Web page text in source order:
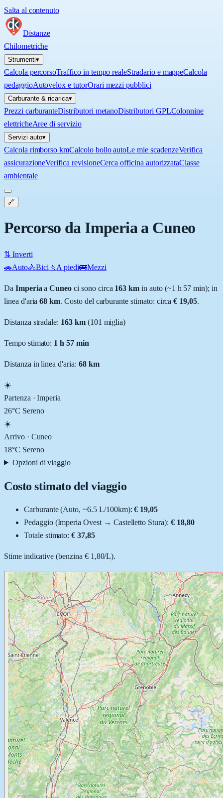
Salta al contenuto
Distanze
Chilometriche
Strumenti▾
Calcola percorsoTraffico in tempo realeStradario e mappeCalcola
pedaggioAutovelox e tutorOrari mezzi pubblici
Carburante & ricarica▾
Prezzi carburanteDistributori metanoDistributori GPLColonnine
elettricheAree di servizio
Servizi auto▾
Calcola rimborso kmCalcolo bollo autoLe mie scadenzeVerifica
assicurazioneVerifica revisioneCerca officina autorizzataClasse
ambientale
🔗
Percorso da Imperia a Cuneo
⇅ Inverti
🚗Auto🚴Bici 🚶 A piedi🚌Mezzi
Da Imperia aCuneo ci sono circa 163 km in auto (~1 h 57 min); in
linea d'aria68 km. Costo del carburante stimato: circa € 19,05.
Distanza stradale: 163km (101 miglia)
Tempo stimato: 1 h 57 min
Distanza in linea d'aria: 68km
☀️
Partenza ·Imperia
26°C Sereno
☀️
Arrivo · Cuneo
18°C Sereno
Opzioni di viaggio
Costo stimato del viaggio
Carburante (Auto, ~6.5 L/100km): € 19,05
Pedaggio (Imperia Ovest→ Castelletto Stura): € 18,80
Totale stimato:€ 37,85
Stime indicative (benzina € 1,80/L).